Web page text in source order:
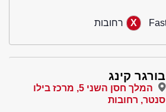
רחובות
בורגר קינג
המלך חסן השני 5, מרכז בילו
סנטר, רחובות